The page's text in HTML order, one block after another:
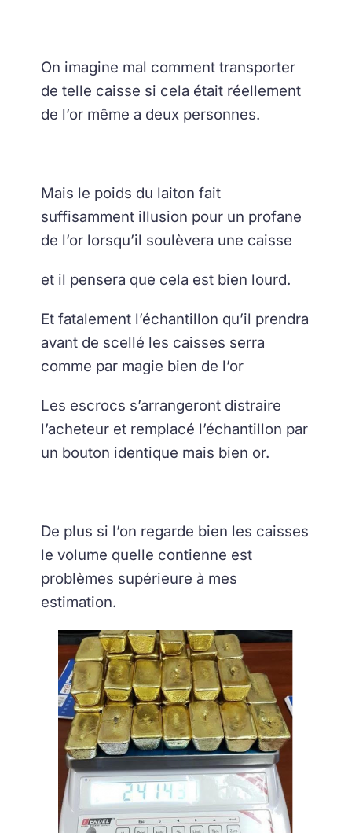
On imagine mal comment transporter
de telle caisse si cela était réellement
de l’or même a deux personnes.
Mais le poids du laiton fait
suffisamment illusion pour un profane
de l’or lorsqu’il soulèvera une caisse
et il pensera que cela est bien lourd.
Et fatalement l’échantillon qu’il prendra
avant de scellé les caisses serra
comme par magie bien de l’or
Les escrocs s’arrangeront distraire
l’acheteur et remplacé l’échantillon par
un bouton identique mais bien or.
De plus si l’on regarde bien les caisses
le volume quelle contienne est
problèmes supérieure à mes
estimation.